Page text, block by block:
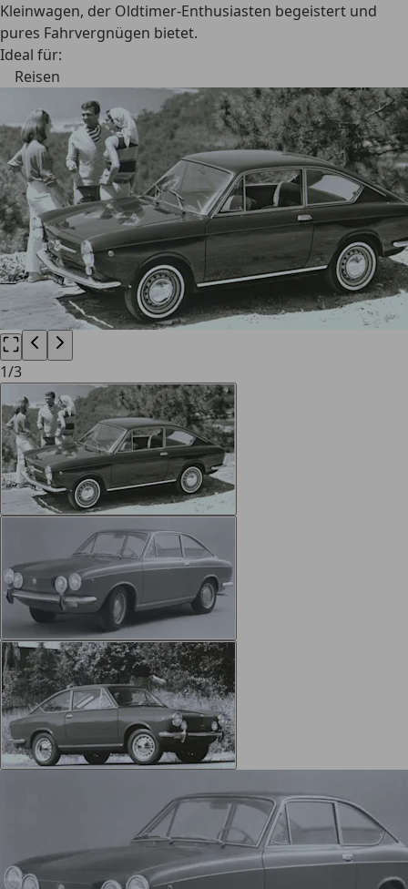
Kleinwagen, der Oldtimer-Enthusiasten begeistert und
pures Fahrvergnügen bietet.
Ideal für:
Reisen
1/3